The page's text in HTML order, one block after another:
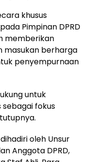
khusus
Pimpinan DPRD
memberikan
masukan berharga
penyempurnaan
untuk
fokus
oleh Unsur
Anggota DPRD,